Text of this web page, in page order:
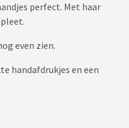
perfect. Met haar
even zien.
handafdrukjes en een